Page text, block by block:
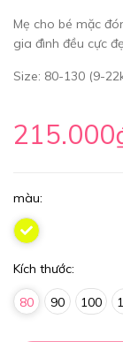
Mẹ cho bé mặc
gia đình đều cực
Size: 80-130 (9-
màu:
Kích thước:
80 90 100